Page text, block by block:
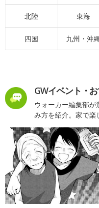
北陸 東海
四国 九州・沖
GWイベント・
ウォーカー編集部が
み方を紹介。家で楽